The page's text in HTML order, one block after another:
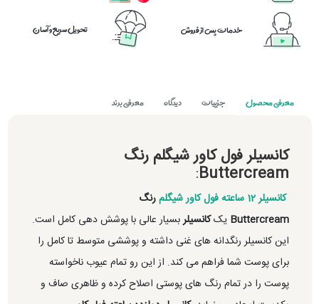
خدمات پس از فروش تحویل سریع و آسان
معرفی محصول جزییات دیدگاه معرفی برند
کانسیلر فول کاور شیگلم رنگ
Buttercream
:
کانسیلر 12 ساعته فول کاور شیگلم
رنگ
Buttercream یککانسیلربسیار عالی با پوشش دهی کامل است.
این کانسیلر رنگدانه های غنی داشته و پوششی متوسط تا کامل را
برای پوست شما فراهم می کند. از این رو تمام عیوب ناخواسته
پوست را در تمام رنگ های پوستی اصلاح کرده و ظاهری صاف و